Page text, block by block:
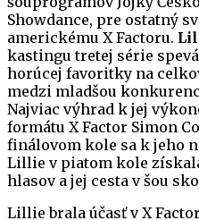
Showdance, pre ostatný
americkému X Factoru.
kastingu tretej série
horúcej favoritky na
medzi mladšou
Najviac výhrad k jej
formátu X Factor Simon
finálovom kole sa k jeho
Lillie v piatom kole
hlasov a jej cesta v šou
Lillie brala účasť v X